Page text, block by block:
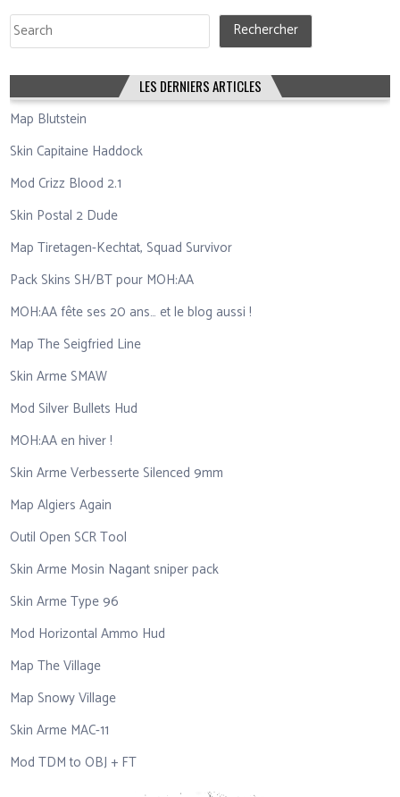
Rechercher Rechercher
LES DERNIERS ARTICLES
Map Blutstein
Skin Capitaine Haddock
Mod Crizz Blood 2.1
Skin Postal 2 Dude
Map Tiretagen-Kechtat, Squad Survivor
Pack Skins SH/BT pour MOH:AA
MOH:AA fête ses 20 ans… et le blog aussi !
Map The Seigfried Line
Skin Arme SMAW
Mod Silver Bullets Hud
MOH:AA en hiver !
Skin Arme Verbesserte Silenced 9mm
Map Algiers Again
Outil Open SCR Tool
Skin Arme Mosin Nagant sniper pack
Skin Arme Type 96
Mod Horizontal Ammo Hud
Map The Village
Map Snowy Village
Skin Arme MAC-11
Mod TDM to OBJ + FT